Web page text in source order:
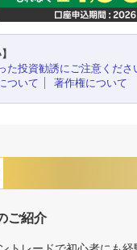
た投資勧誘にご注意くださ
ついて
著作権について
ご紹介